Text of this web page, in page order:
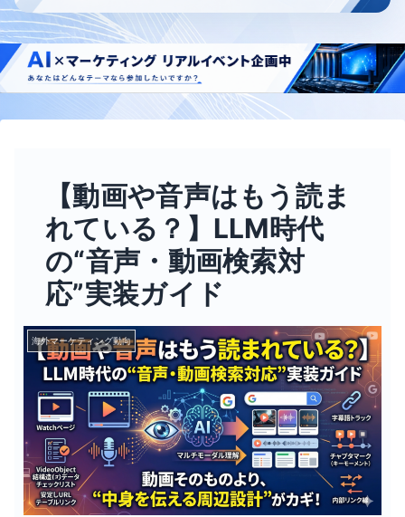
【動画や音声はもう読ま
れている？】LLM時代
の“音声・動画検索対
応”実装ガイド
海外マーケティング動向